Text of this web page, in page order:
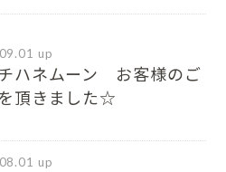
up
ハネムーン お客様のご
頂きました☆
up